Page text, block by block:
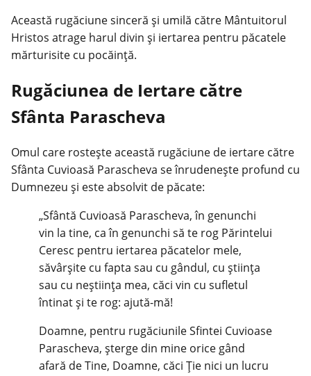
Această rugăciune sinceră și umilă către Mântuitorul
Hristos atrage harul divin și iertarea pentru păcatele
mărturisite cu pocăință.
Rugăciunea de Iertare către
Sfânta Parascheva
Omul care rostește această rugăciune de iertare către
Sfânta Cuvioasă Parascheva se înrudenește profund cu
Dumnezeu și este absolvit de păcate:
„Sfântă Cuvioasă Parascheva, în genunchi
vin la tine, ca în genunchi să te rog Părintelui
Ceresc pentru iertarea păcatelor mele,
săvârșite cu fapta sau cu gândul, cu știința
sau cu neștiința mea, căci vin cu sufletul
întinat și te rog: ajută-mă!
Doamne, pentru rugăciunile Sfintei Cuvioase
Parascheva, șterge din mine orice gând
afară de Tine, Doamne, căci Ție nici un lucru